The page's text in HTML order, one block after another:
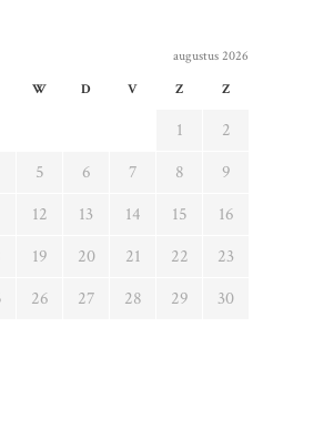
augustus 2026
W D V Z Z
1
2
5 6 7 8
9
12 13 14 15
16
19 20 21 22
23
26 27 28 29
30